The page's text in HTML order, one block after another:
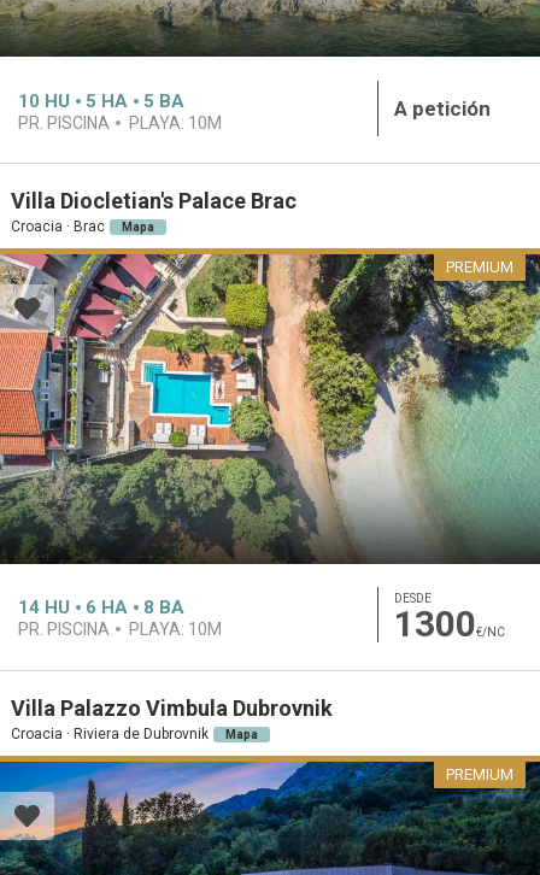
10 HU 5 HA 5 BA
PR. PISCINA PLAYA: 10M
A petición
Villa Diocletian's Palace Brac
Croacia · Brac Mapa
PREMIUM
14 HU 6 HA 8 BA
PR. PISCINA PLAYA: 10M
DESDE
1300€/NC
Villa Palazzo Vimbula Dubrovnik
Croacia · Riviera de Dubrovnik Mapa
PREMIUM